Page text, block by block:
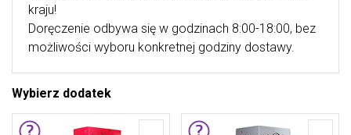
kraju!
Doręczenie odbywa się w godzinach 8:00-18:00, bez
możliwości wyboru konkretnej godziny dostawy.
Wybierz dodatek